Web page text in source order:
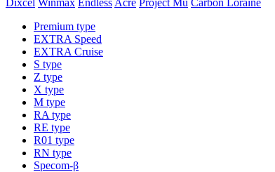
Dixcel Winmax Endless Acre Project Mu Carbon Loraine
Premium type
EXTRA Speed
EXTRA Cruise
S type
Z type
X type
M type
RA type
RE type
R01 type
RN type
Specom-β